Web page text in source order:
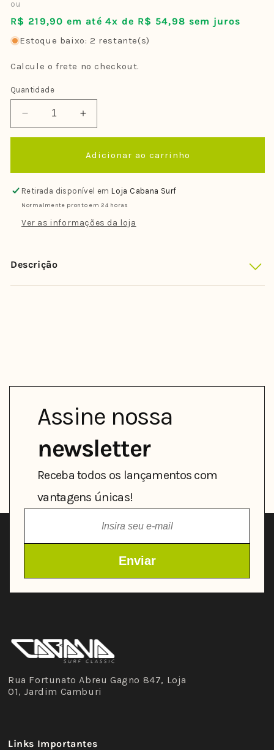
normal
ou
R$ 219,90 em até 4x de R$ 54,98 sem juros
Estoque baixo: 2 restante(s)
Calcule o frete no checkout.
Quantidade
Diminuir
a
Deck
Voltage
/
Marmore
Aumentar
a
de
Deck
Voltage
/
Marmore
Adicionar ao carrinho
Retirada disponível emLoja Cabana Surf
Normalmente pronto em 24 horas
Ver as informações da loja
Descrição
Assine nossa
newsletter
Receba todos os lançamentos com
vantagens únicas!
Rua Fortunato Abreu Gagno 847, Loja
01, Jardim Camburi
Links Importantes